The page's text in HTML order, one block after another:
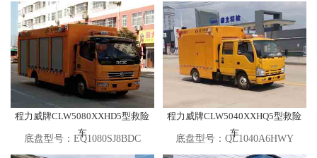
程力威牌CLW5080XXHD5型救险
车
底盘型号：EQ1080SJ8BDC
程力威牌CLW5040XXHQ5型救险
车
底盘型号：QL1040A6HWY